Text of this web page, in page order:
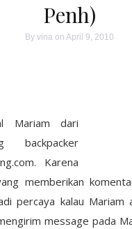
Penh)
By vina on April 9, 2010
Mariam dari
backpacker
Karena
memberikan
percaya kalau Mariam
message pada